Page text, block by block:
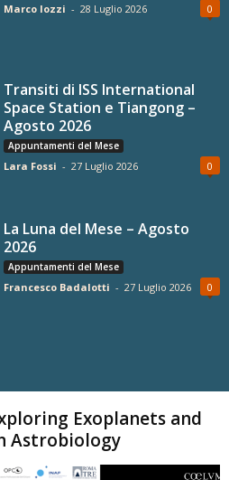
Marco Iozzi - 28 Luglio 2026 0
Transiti di ISS International
Space Station e Tiangong –
Agosto 2026
Appuntamenti del Mese
Lara Fossi - 27 Luglio 2026 0
La Luna del Mese – Agosto
2026
Appuntamenti del Mese
Francesco Badalotti - 27 Luglio 2026 0
Exoplanets and
Astrobiology